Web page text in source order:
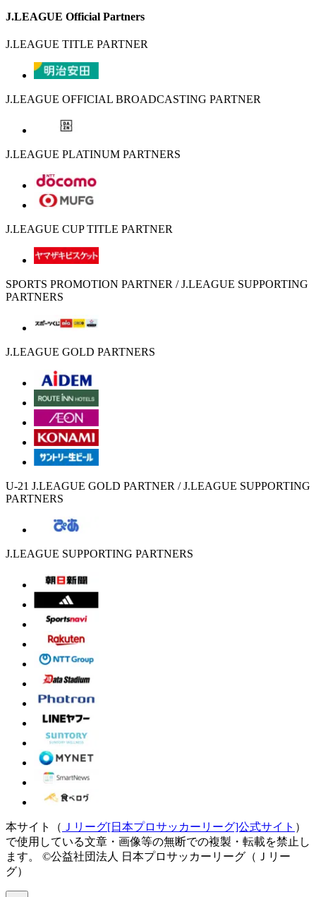
J.LEAGUE Official Partners
J.LEAGUE TITLE PARTNER
J.LEAGUE OFFICIAL BROADCASTING PARTNER
J.LEAGUE PLATINUM PARTNERS
J.LEAGUE CUP TITLE PARTNER
SPORTS PROMOTION PARTNER / J.LEAGUE SUPPORTING
PARTNERS
J.LEAGUE GOLD PARTNERS
U-21 J.LEAGUE GOLD PARTNER / J.LEAGUE SUPPORTING
PARTNERS
J.LEAGUE SUPPORTING PARTNERS
本サイト（ Ｊリーグ[日本プロサッカーリーグ]公式サイト ）
で使用している文章・画像等の無断での複製・転載を禁止し
ます。
©公益社団法人 日本プロサッカーリーグ（Ｊリー
グ）